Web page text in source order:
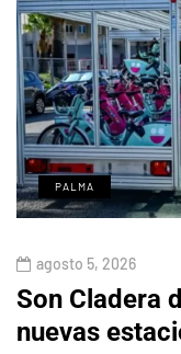
PALMA
agosto 5, 2026
Son Cladera
nuevas